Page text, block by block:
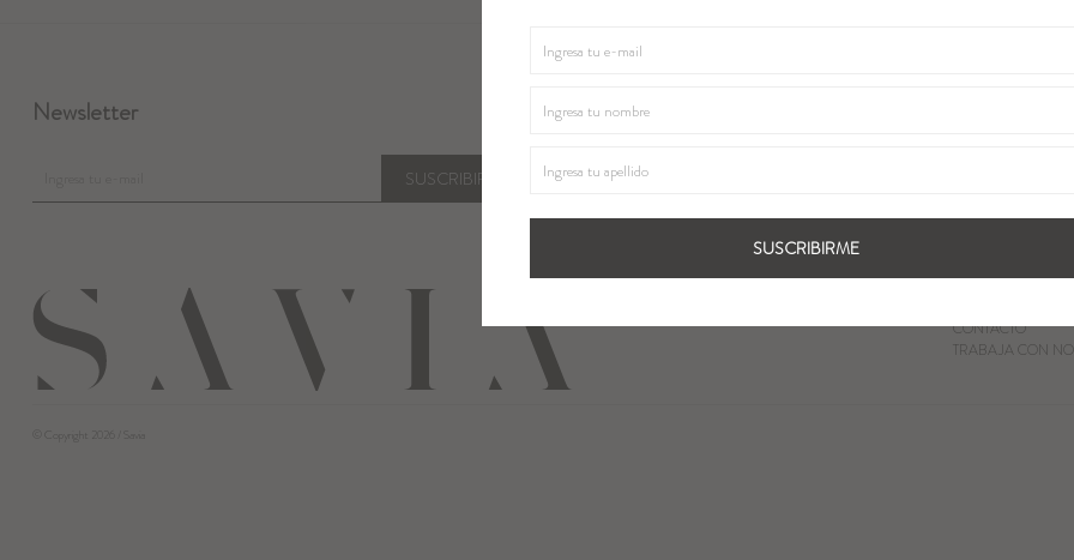
SUSCRIBIRME
Newsletter
SUSCRIBIRME
QUIENES SOMOS
CONTACTO
TRABAJA CON
© Copyright 2026 / Savia